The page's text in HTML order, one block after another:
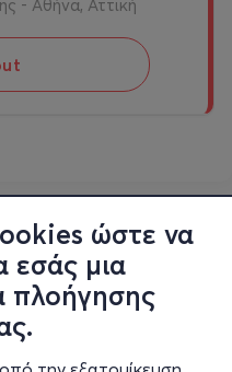
ώστε να
εσάς μια
πλοήγησης
- Αθήνα, Αττική